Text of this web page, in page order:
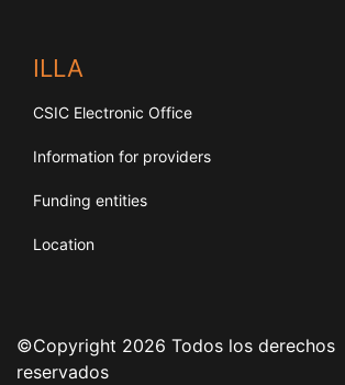
ILLA
CSIC Electronic Office
Information for providers
Funding entities
Location
©Copyright 2026 Todos los derechos
reservados